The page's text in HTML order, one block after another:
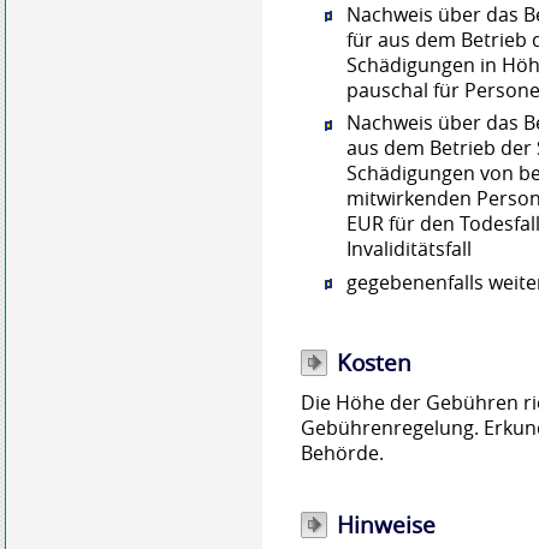
Nachweis über das
für aus dem Betrieb
Schädigungen in
pauschal für
Nachweis über das
aus dem Betrieb
Schädigungen von
mitwirkenden
EUR für den
Invaliditätsfall
gegebenenfalls
Kosten
Die Höhe der Gebühren
Gebührenregelung.
Behörde.
Hinweise